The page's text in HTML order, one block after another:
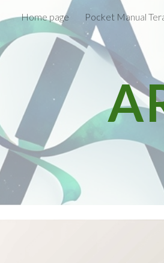
Skip to main
Home page Pocket Manual